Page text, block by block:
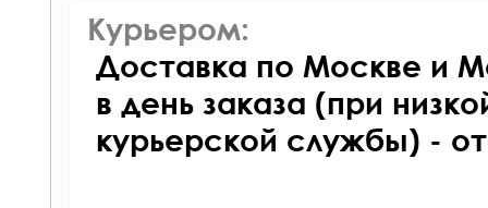
Курьером:
Доставка по Москве и
в день заказа (при
курьерской службы) -